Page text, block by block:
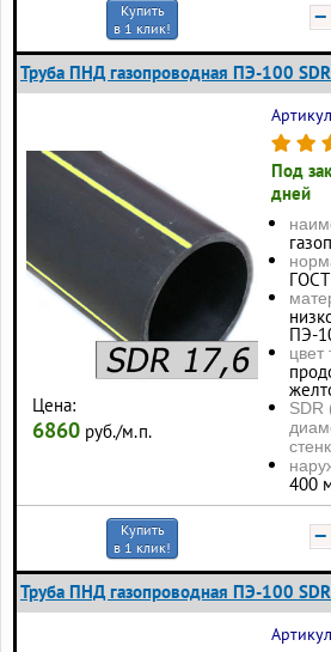
Купить
в 1 клик!
−
Труба ПНД газопроводная ПЭ-100
Цена:
6860 руб./м.п.
Под
дней
ПЭ-
цвет
SDR
400
Купить
в 1 клик!
−
Труба ПНД газопроводная ПЭ-100